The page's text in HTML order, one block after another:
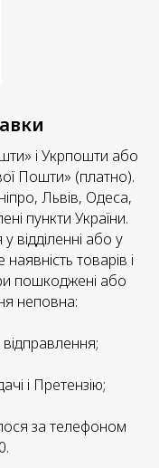
і Укрпошти або
Пошти» (платно).
Львів, Одеса,
пункти України.
відділенні або у
товарів і
пошкоджені або
неповна:
і Претензію;
за телефоном